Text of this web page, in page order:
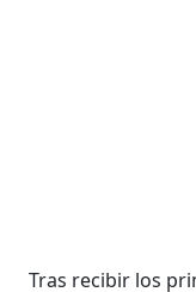
Tras recibir los